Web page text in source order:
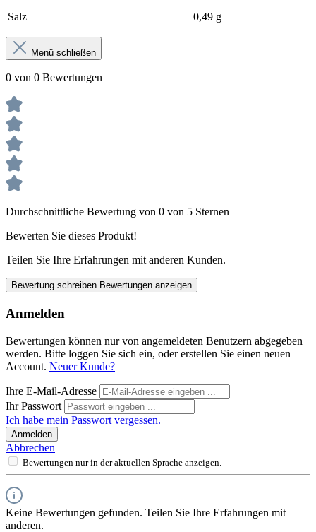
Salz 0,49 g
Menü schließen
0 von 0 Bewertungen
Durchschnittliche Bewertung von 0 von 5 Sternen
Bewerten Sie dieses Produkt!
Teilen Sie Ihre Erfahrungen mit anderen Kunden.
Bewertung schreiben Bewertungen anzeigen
Anmelden
Bewertungen können nur von angemeldeten Benutzern abgegeben
werden. Bitte loggen Sie sich ein, oder erstellen Sie einen neuen
Account. Neuer Kunde?
Ihre E-Mail-Adresse
Ihr Passwort
Ich habe mein Passwort vergessen.
Anmelden
Abbrechen
Bewertungen nur in der aktuellen Sprache anzeigen.
Keine Bewertungen gefunden. Teilen Sie Ihre Erfahrungen mit
anderen.